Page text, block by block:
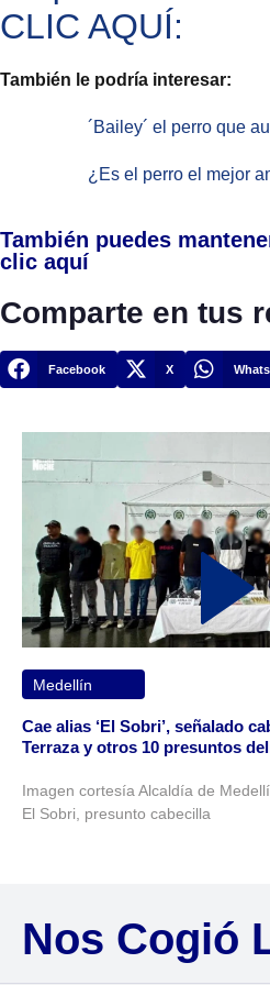
CLIC AQUÍ:
También le podría interesar:
´Bailey´ el perro que
¿Es el perro el mejor
También puedes
clic aquí
Comparte en tus
Facebook X
Medellín
Cae alias ‘El Sobri’, señalado
Terraza y otros 10 presuntos
Imagen cortesía Alcaldía de
El Sobri, presunto cabecilla
Nos Cogió